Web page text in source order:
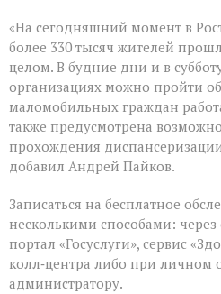
«На сегодняшний момент в
более 330 тысяч жителей
целом. В будние дни и в
организациях можно пройти
маломобильных граждан
также предусмотрена
прохождения
добавил Андрей Пайков.
Записаться на бесплатное
несколькими способами:
портал «Госуслуги», сервис
колл‑центра либо при
администратору.